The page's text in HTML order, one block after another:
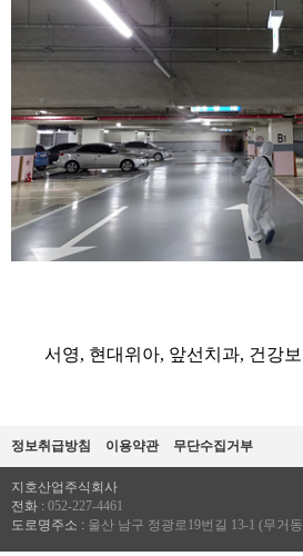
서영, 현대위아, 앞선치과, 건강
정보취급방침 이용약관 무단수집거부
지호산업주식회사
전화 : 052-227-4461
도로명주소 : 울산 남구 정광로19번길 13-1 (무거